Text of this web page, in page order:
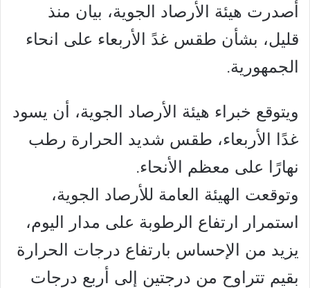
أصدرت هيئة الأرصاد الجوية، بيان منذ
قليل، بشأن طقس غدً الأربعاء على انحاء
الجمهورية.
ويتوقع خبراء هيئة الأرصاد الجوية، أن يسود
غدًا الأربعاء، طقس شديد الحرارة رطب
نهارًا على معظم الأنحاء.
وتوقعت الهيئة العامة للأرصاد الجوية،
استمرار ارتفاع الرطوبة على مدار اليوم،
يزيد من الإحساس بارتفاع درجات الحرارة
بقيم تتراوح من درجتين إلى أربع درجات